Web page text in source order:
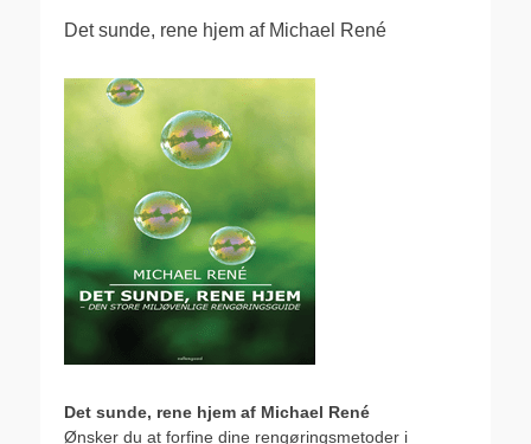
Det sunde, rene hjem af Michael René
Det sunde, rene hjem af Michael René
Ønsker du at forfine dine rengøringsmetoder i